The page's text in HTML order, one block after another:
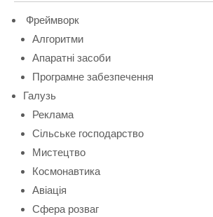
Фреймворк
Алгоритми
Апаратні засоби
Програмне забезпечення
Галузь
Реклама
Сільське господарство
Мистецтво
Космонавтика
Авіація
Сфера розваг